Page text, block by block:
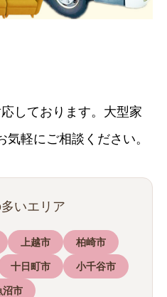
しております。大型家
軽にご相談ください。
いエリア
上越市 柏崎市
十日町市 小千谷市
沼市